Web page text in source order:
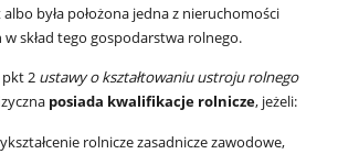
była położona jedna z nieruchomości
skład tego gospodarstwa rolnego.
pkt 2 ustawy o kształtowaniu ustroju rolnego
posiada kwalifikacje rolnicze, jeżeli:
rolnicze zasadnicze zawodowe,